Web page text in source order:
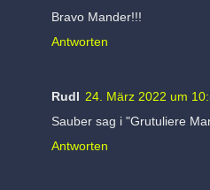
Bravo Mander!!!
Antworten
Rudl 24. März 2022 um
Sauber sag i "Grutuliere
Antworten